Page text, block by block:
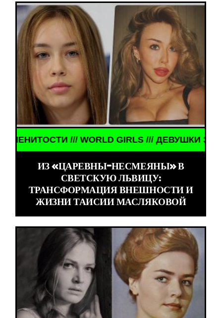
ДЕВУШКИ ЗНАМЕНИТОСТИ /// WORLD GIRLS
ИЗ «ЦАРЕВНЫ-НЕСМЕЯНЫ» В
СВЕТСКУЮ ЛЬВИЦУ:
ТРАНСФОРМАЦИЯ ВНЕШНОСТИ И
ЖИЗНИ ТАИСИИ МАСЛЯКОВОЙ